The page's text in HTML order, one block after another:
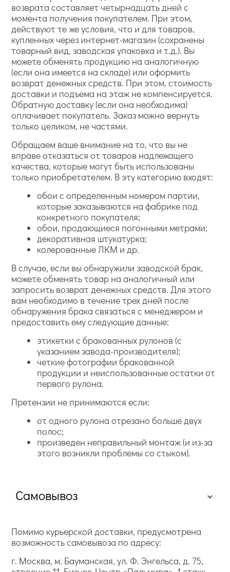
возврата составляет четырнадцать дней с
момента получения покупателем. При этом,
действуют те же условия, что и для товаров,
купленных через интернет-магазин (сохранены
товарный вид, заводская упаковка и т.д.). Вы
можете обменять продукцию на аналогичную
(если она имеется на складе) или оформить
возврат денежных средств. При этом, стоимость
доставки и подъема на этаж не компенсируется.
Обратную доставку (если она необходима)
оплачивает покупатель. Заказ можно вернуть
только целиком, не частями.
Обращаем ваше внимание на то, что вы не
вправе отказаться от товаров надлежащего
качества, которые могут быть использованы
только приобретателем. В эту категорию входят:
обои с определенным номером партии,
которые заказываются на фабрике под
конкретного покупателя;
обои, продающиеся погонными метрами;
декоративная штукатурка;
колерованные ЛКМ и др.
В случае, если вы обнаружили заводской брак,
можете обменять товар на аналогичный или
запросить возврат денежных средств. Для этого
вам необходимо в течение трех дней после
обнаружения брака связаться с менеджером и
предоставить ему следующие данные:
этикетки с бракованных рулонов (с
указанием завода-производителя);
четкие фотографии бракованной
продукции и неиспользованные остатки от
первого рулона.
Претензии не принимаются если:
от одного рулона отрезано больше двух
полос;
произведен неправильный монтаж (и из-за
этого возникли проблемы со стыком).
Самовывоз
Помимо курьерской доставки, предусмотрена
возможность самовывоза по адресу:
г. Москва, м. Бауманская, ул. Ф. Энгельса, д. 75,